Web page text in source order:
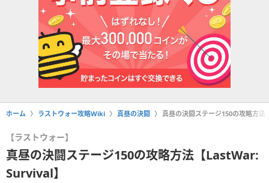
ホーム ラストウォー攻略Wiki 真昼の決闘 真昼の決闘ステージ150の攻略方
【ラストウォー】
真昼の決闘ステージ150の攻略方法【LastWar:
Survival】